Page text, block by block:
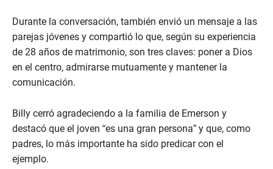
Durante la conversación, también envió un mensaje a las
parejas jóvenes y compartió lo que, según su experiencia
de 28 años de matrimonio, son tres claves: poner a Dios
en el centro, admirarse mutuamente y mantener la
comunicación.
Billy cerró agradeciendo a la familia de Emerson y
destacó que el joven “es una gran persona” y que, como
padres, lo más importante ha sido predicar con el
ejemplo.